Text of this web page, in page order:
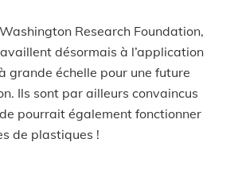
Research Foundation,
désormais à l’application
grande échelle pour une future
Ils sont par ailleurs convaincus
pourrait également fonctionner
de plastiques !